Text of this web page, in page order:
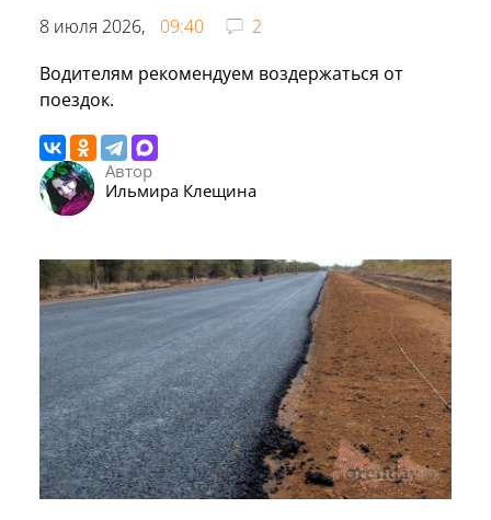
8 июля 2026, 09:40
2
Водителям рекомендуем воздержаться от
поездок.
Автор
Ильмира Клещина